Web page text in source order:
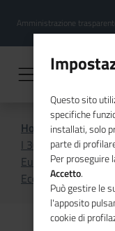
contenuto
Menu
Amministrazione
Home
Focus
I 30 anni del
Europa nel primo
Economia & Imprese
Questo sito
specifiche
installati, solo
parte di
Per proseguire
Accetto.
Può gestire le
l'apposito
cookie di